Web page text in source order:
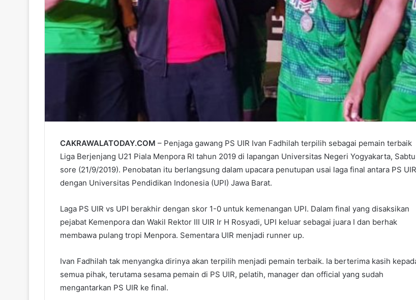
CAKRAWALATODAY.COM – Penjaga gawang PS UIR Ivan Fadhilah terpilih sebagai pemain terbaik
Liga Berjenjang U21 Piala Menpora RI tahun 2019 di lapangan Universitas Negeri Yogyakarta, Sabtu
sore (21/9/2019). Penobatan itu berlangsung dalam upacara penutupan usai laga final antara PS UIR
dengan Universitas Pendidikan Indonesia (UPI) Jawa Barat.
Laga PS UIR vs UPI berakhir dengan skor 1-0 untuk kemenangan UPI. Dalam final yang disaksikan
pejabat Kemenpora dan Wakil Rektor III UIR Ir H Rosyadi, UPI keluar sebagai juara I dan berhak
membawa pulang tropi Menpora. Sementara UIR menjadi runner up.
Ivan Fadhilah tak menyangka dirinya akan terpilih menjadi pemain terbaik. Ia berterima kasih
semua pihak, terutama sesama pemain di PS UIR, pelatih, manager dan official yang sudah
mengantarkan PS UIR ke final.